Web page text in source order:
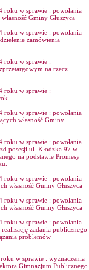
roku w sprawie : powołania
Gminy Głuszyca
roku w sprawie : powołania
zamówienia
roku w sprawie :
na rzecz
roku w sprawie :
roku w sprawie : powołania
własność Gminy
roku w sprawie : powołania
posesji ul. Kłodzka 97 w
na podstawie Promesy
roku w sprawie : powołania
własność Gminy Głuszyca
roku w sprawie : powołania
własność Gminy Głuszyca
roku w sprawie : powołania
zadania publicznego
problemów
w sprawie : wyznaczenia
Gimnazjum Publicznego